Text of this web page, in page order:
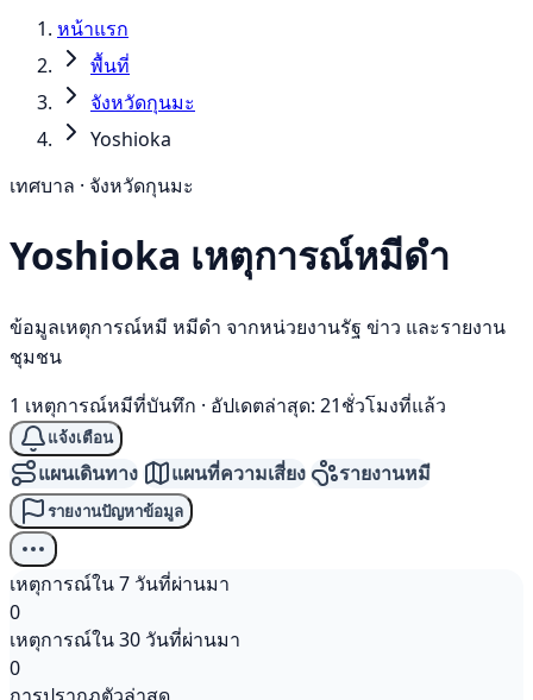
หน้าแรก
พื้นที่
จังหวัดกุนมะ
Yoshioka
เทศบาล · จังหวัดกุนมะ
Yoshioka เหตุการณ์หมีดำ
ข้อมูลเหตุการณ์หมี หมีดำ จากหน่วยงานรัฐ ข่าว และรายงาน
ชุมชน
1 เหตุการณ์หมีที่บันทึก · อัปเดตล่าสุด: 21ชั่วโมงที่แล้ว
แจ้งเตือน
แผนเดินทาง แผนที่ความเสี่ยง รายงานหมี
รายงานปัญหาข้อมูล
เหตุการณ์ใน 7 วันที่ผ่านมา
0
เหตุการณ์ใน 30 วันที่ผ่านมา
0